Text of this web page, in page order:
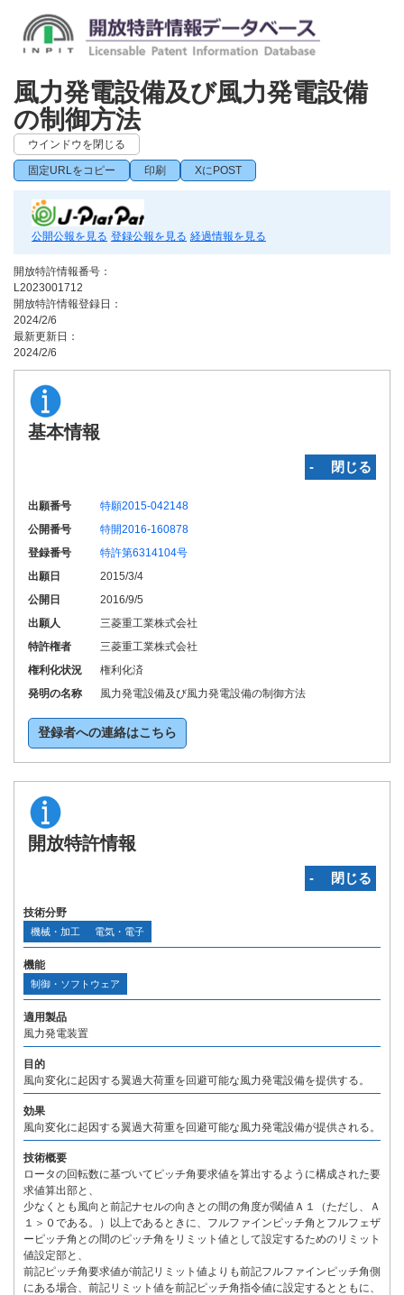
風力発電設備及び風力発電設備
の制御方法
ウインドウを閉じる
固定URLをコピー 印刷 XにPOST
公開公報を見る 登録公報を見る 経過情報を見る
開放特許情報番号：
L2023001712
開放特許情報登録日：
2024/2/6
最新更新日：
2024/2/6
基本情報
‐ 閉じる
出願番号
特願2015-042148
公開番号
特開2016-160878
登録番号
特許第6314104号
出願日
2015/3/4
公開日
2016/9/5
出願人
三菱重工業株式会社
特許権者
三菱重工業株式会社
権利化状況
権利化済
発明の名称
風力発電設備及び風力発電設備の制御方法
登録者への連絡はこちら
開放特許情報
‐ 閉じる
技術分野
機械・加工 電気・電子
機能
制御・ソフトウェア
適用製品
風力発電装置
目的
風向変化に起因する翼過大荷重を回避可能な風力発電設備を提供する。
効果
風向変化に起因する翼過大荷重を回避可能な風力発電設備が提供される。
技術概要
ロータの回転数に基づいてピッチ角要求値を算出するように構成された要
求値算出部と、
少なくとも風向と前記ナセルの向きとの間の角度が閾値Ａ１（ただし、Ａ
１＞０である。）以上であるときに、フルファインピッチ角とフルフェザ
ーピッチ角との間のピッチ角をリミット値として設定するためのリミット
値設定部と、
前記ピッチ角要求値が前記リミット値よりも前記フルファインピッチ角側
にある場合、前記リミット値を前記ピッチ角指令値に設定するとともに、